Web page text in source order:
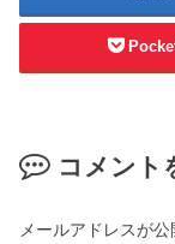
コメント
メールアドレスが